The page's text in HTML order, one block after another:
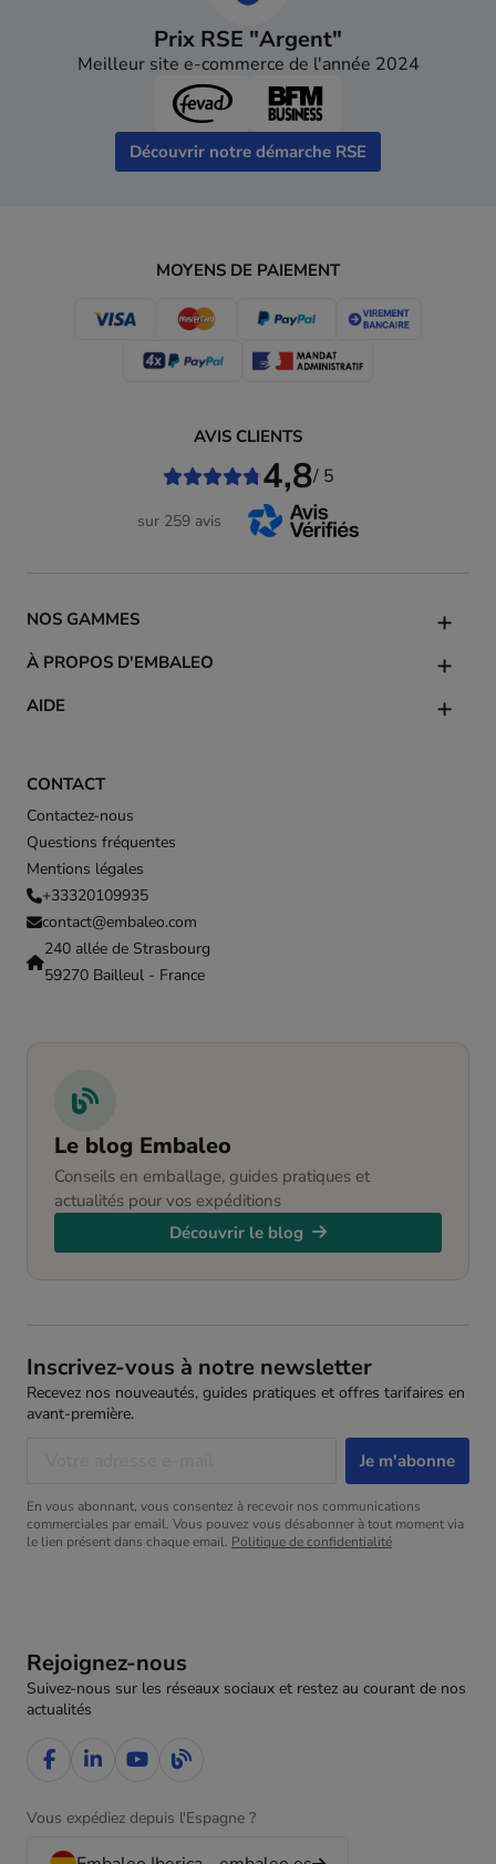
Prix RSE "Argent"
Meilleur site e-commerce de l'année 2024
Découvrir notre démarche RSE
MOYENS DE PAIEMENT
CONTACT
Contactez-nous
Questions fréquentes
Mentions légales
+33320109935
contact@embaleo.com
240 allée de Strasbourg
59270 Bailleul - France
NOS GAMMES
À PROPOS D'EMBALEO
AIDE
AVIS CLIENTS
4,8/ 5
sur 259 avis
Le blog Embaleo
Conseils en emballage, guides pratiques et
actualités pour vos expéditions
Découvrir le blog
Rejoignez-nous
Suivez-nous sur les réseaux sociaux et restez au courant de nos
actualités
Vous expédiez depuis l'Espagne ?
Inscrivez-vous à notre newsletter
Recevez nos nouveautés, guides pratiques et offres tarifaires en
avant-première.
En vous abonnant, vous consentez à recevoir nos communications
commerciales par email. Vous pouvez vous désabonner à tout moment via
le lien présent dans chaque email. Politique de confidentialité